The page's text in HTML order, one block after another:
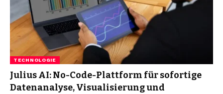
TECHNOLOGIE
Julius AI: No-Code-Plattform für sofortige
Datenanalyse, Visualisierung und